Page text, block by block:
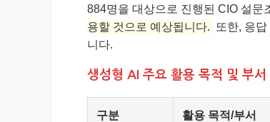
884명을 대상으로 진행된 CIO 설문
용할 것으로 예상됩니다.
또한, 응
니다.
생성형 AI 주요 활용 목적 및 부
구분 활용 목적/부서